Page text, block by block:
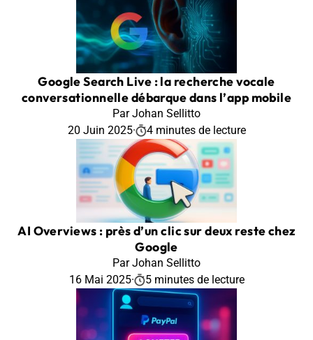
Google Search Live : la recherche vocale
conversationnelle débarque dans l’app mobile
Par Johan Sellitto
20 Juin 2025· 4 minutes de lecture
AI Overviews : près d’un clic sur deux reste chez
Google
Par Johan Sellitto
16 Mai 2025· 5 minutes de lecture